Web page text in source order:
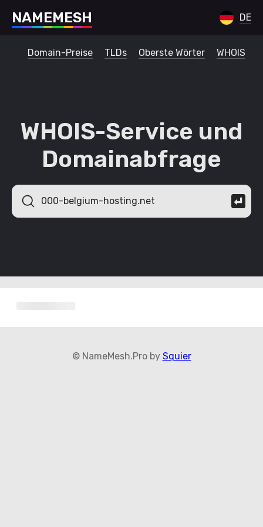
NAMEMESH DE
Domain-Preise TLDs Oberste Wörter WHOIS
WHOIS-Service und
Domainabfrage
© NameMesh.Pro by Squier